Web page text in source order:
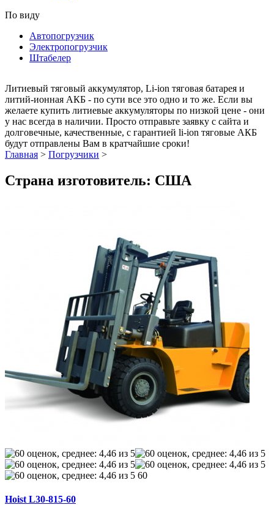
По виду
Автопогрузчик
Электропогрузчик
Штабелер
Литиевый тяговый аккумулятор, Li-ion тяговая батарея и
литий-ионная АКБ - по сути все это одно и то же. Если вы
желаете купить литиевые аккумуляторы по низкой цене - они
у нас всегда в наличии. Просто отправьте заявку с сайта и
долговечные, качественные, с гарантией li-ion тяговые АКБ
будут отправлены Вам в кратчайшие сроки!
Главная > Погрузчики >
Страна изготовитель: США
60
Hoist L30-815-60